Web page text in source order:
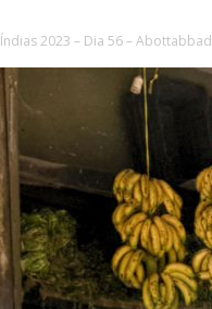
Índias 2023 – Dia 56 – Abottabbad